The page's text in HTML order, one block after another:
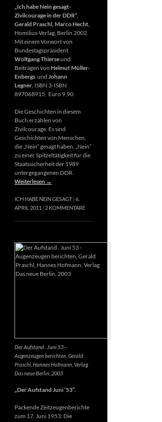
„Ich habe Nein gesagt-
Zivilcourage in der DDR“,
Gerald Praschl, Marco Hecht,
Homilius-Verlag, Berlin 2002.
Mit einem Vorwort von
Bundestagspräsident
Wolfgang Thierseund
Beiträgen von Helmut Müller-
Enbergs und Johann
Legner , ISBN 3-ISBN
897068915, Euro 9,90
Die Geschichten in diesem
Buch erzählen von
Zivilcourage. Es sind
Geschichten von Menschen,
die „Nein“ gesagt haben. „Nein“
zu einer Spitzeltätigkeit für die
Staatssicherheit der 1989
untergegangenen DDR.
Weiterlesen →
ICH HABE NEIN GESAGT 6.
APRIL 2011
2 KOMMENTARE
Der Aufstand . Juni 53 –
Augenzeugen berichten, Gerald
Praschl, Hannes Hofmann, Verlag
Das neue Berlin, 2003
„Der Aufstand Juni ’53“.
Packende Zeitzeugenberichte
zum 17. Juni 1953: Die